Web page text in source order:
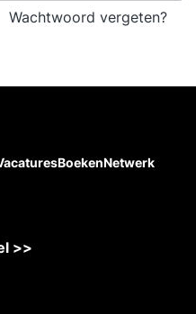
Wachtwoord vergeten?
BoekenNetwerk
>>